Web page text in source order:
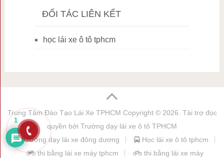
ĐỐI TÁC LIÊN KẾT
học lái xe ô tô tphcm
Trung Tâm Đào Tạo Lái Xe TPHCM Copyright © 2026. Tài trợ đọc
quyền bởi Trường dạy lái xe ô tô TPHCM
trường dạy lái xe đông dương
Học lái xe ô tô tphcm
thi bằng lái xe máy tphcm
thi bằng lái xe máy
1